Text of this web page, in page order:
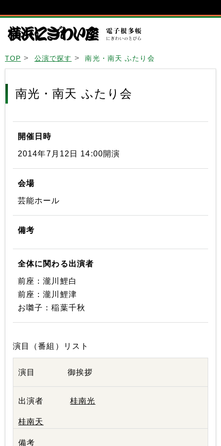
TOP 公演で探す 南光・南天 ふたり会
南光・南天 ふたり会
開催日時
2014年7月12日 14:00開演
会場
芸能ホール
備考
全体に関わる出演者
前座：瀧川鯉白
前座：瀧川鯉津
お囃子：稲葉千秋
演目（番組）リスト
御挨拶
桂南光
桂南天